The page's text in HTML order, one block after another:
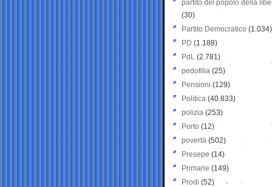
partito del popolo della
(30)
Partito Democratico (1.034)
PD (1.188)
PdL (2.781)
pedofilia (25)
Pensioni (129)
Politica (40.833)
polizia (253)
Porto (12)
povertà (502)
Presepe (14)
Primarie (149)
Prodi (52)